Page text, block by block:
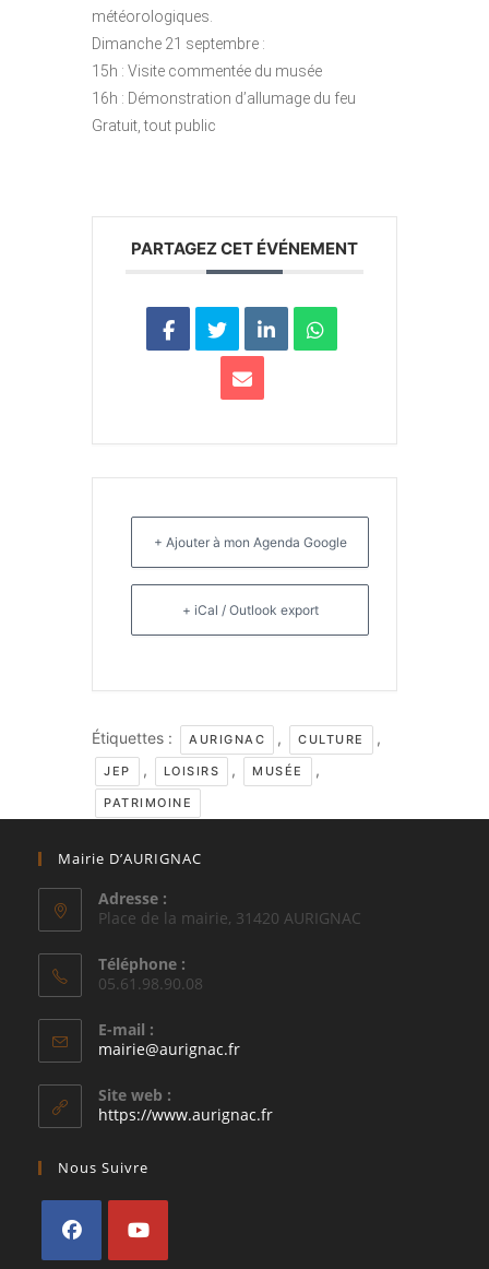
météorologiques.
Dimanche 21 septembre :
15h : Visite commentée du musée
16h : Démonstration d’allumage du feu
Gratuit, tout public
PARTAGEZ CET ÉVÉNEMENT
+ Ajouter à mon Agenda Google
+ iCal / Outlook export
Étiquettes : AURIGNAC , CULTURE ,
JEP , LOISIRS , MUSÉE ,
PATRIMOINE
Mairie D’AURIGNAC
Adresse :
Place de la mairie, 31420 AURIGNAC
Téléphone :
05.61.98.90.08
E-mail :
mairie@aurignac.frS’ouvre
application
Site web :
https://www.aurignac.fr
Nous Suivre